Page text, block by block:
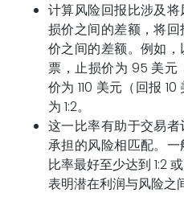
计算风险回报比涉及
损价之间的差额，将
价之间的差额。例如
票，止损价为 95 美元
价为 110 美元（回报
为 1:2。
这一比率有助于交易
承担的风险相匹配。
比率最好至少达到 1:2
表明潜在利润与风险之